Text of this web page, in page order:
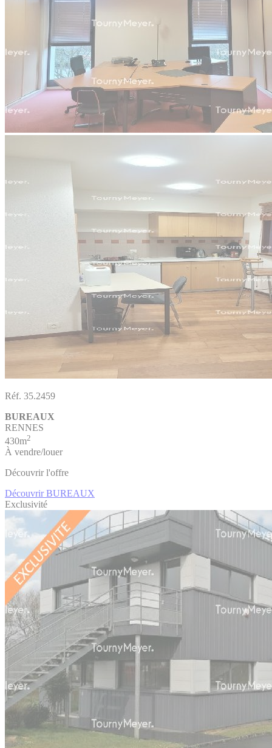
Réf. 35.2459
BUREAUX
RENNES
430m2
À vendre/louer
Découvrir l'offre
Découvrir BUREAUX
Exclusivité